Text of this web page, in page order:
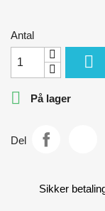
Antal


På lager
Del
Sikker